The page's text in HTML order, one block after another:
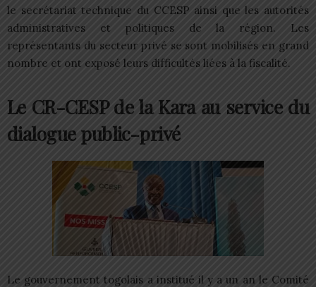
le secrétariat technique du CCESP ainsi que les autorités
administratives et politiques de la région. Les
représentants du secteur privé se sont mobilisés en grand
nombre et ont exposé leurs difficultés liées à la fiscalité.
Le CR-CESP de la Kara au service du
dialogue public-privé
Le gouvernement togolais a institué il y a un an le Comité